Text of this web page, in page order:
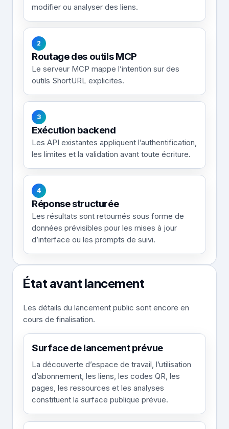
modifier ou analyser des liens.
2
Routage des outils MCP
Le serveur MCP mappe l’intention sur des
outils ShortURL explicites.
3
Exécution backend
Les API existantes appliquent l’authentification,
les limites et la validation avant toute écriture.
4
Réponse structurée
Les résultats sont retournés sous forme de
données prévisibles pour les mises à jour
d’interface ou les prompts de suivi.
État avant lancement
Les détails du lancement public sont encore en
cours de finalisation.
Surface de lancement prévue
La découverte d’espace de travail, l’utilisation
d’abonnement, les liens, les codes QR, les
pages, les ressources et les analyses
constituent la surface publique prévue.